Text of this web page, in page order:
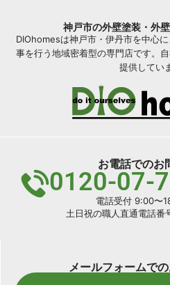
神戸市の外壁塗装・外
DIOhomesは神戸市・伊丹市を中心
事を行う地域密着型の専門店です。
提供してい
お電話でのお
0120-07-
電話受付 9:00〜
土日祝の職人直通電話
メールフォームで